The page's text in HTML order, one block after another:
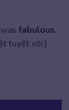
fabulous.
tuyệt vời.)